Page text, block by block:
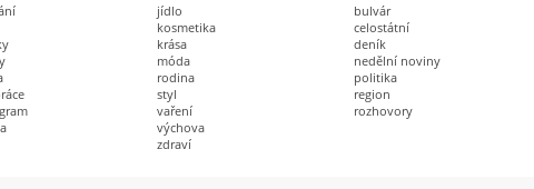
jídlo
kosmetika
krása
móda
rodina
styl
vaření
výchova
zdraví
bulvár
celostátní
deník
nedělní noviny
politika
region
rozhovory